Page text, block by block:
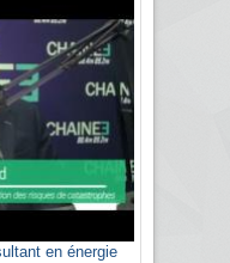
en énergie